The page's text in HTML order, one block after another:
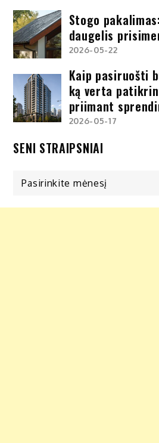
Stogo
daugelis
2026-05-22
Kaip pasiruošti
ką verta
priimant
2026-05-17
SENI STRAIPSNIAI